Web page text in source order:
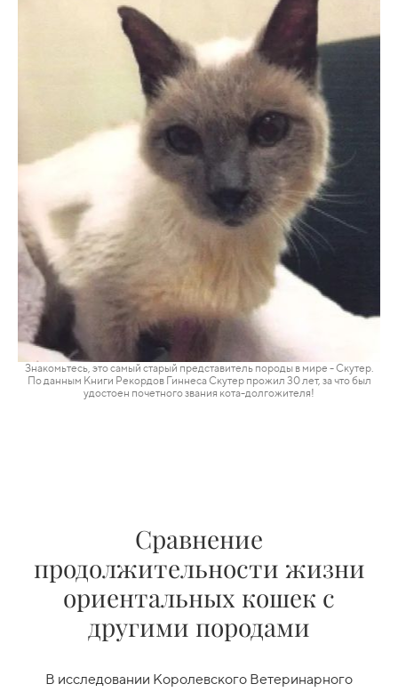
Знакомьтесь, это самый старый представитель породы в мире - Скутер.
По данным Книги Рекордов Гиннеса Скутер прожил 30лет, за что был
удостоен почетного звания кота-долгожителя!
Сравнение
продолжительности жизни
ориентальных кошек с
другими породами
В исследовании Королевского Ветеринарного